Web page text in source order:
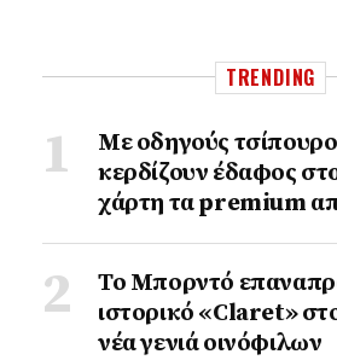
TRENDING
Με οδηγούς τσίπουρο
κερδίζουν έδαφος
χάρτη τα premium
Το Μπορντό
ιστορικό «Claret»
νέα γενιά οινόφιλων